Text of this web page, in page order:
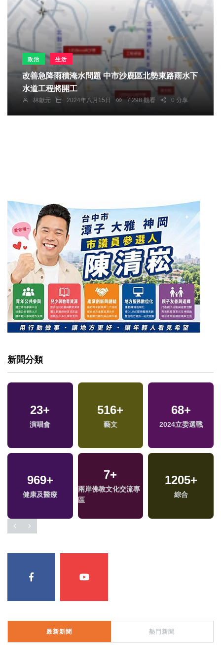
政治 生活
改善急降雨積淹水問題 中市沙鹿區北勢東路雨水下
水道工程將開工
林獻元 2024年八月15日 7,298 觀看 0 分享
新聞分類
23+
演唱會
516+
藝文
68+
2024立委選戰
969+
健康及醫療
7+
兩岸佛教文化交流專
區
1205+
綜合
最新新聞 熱門新聞